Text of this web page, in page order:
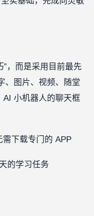
”，而是采用目前最先
、图片、视频、随堂
AI 小机器人的聊天框
下载专门的 APP
的学习任务